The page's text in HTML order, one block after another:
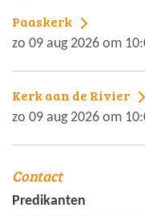
Paaskerk
zo 09 aug 2026 om
Kerk aan de Rivier
zo 09 aug 2026 om
Contact
Predikanten